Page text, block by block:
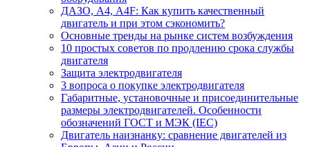
ДАЗО, А4, А4F: Как купить качественный
двигатель и при этом сэкономить?
Основные тренды на рынке систем возбуждения
10 простых советов по продлению срока службы
двигателя
Защита электродвигателя
3 вопроса о покупке электродвигателя
Габаритные, установочные и присоединительные
размеры электродвигателей. Особенности
обозначений ГОСТ и МЭК (IEC)
Двигатель наизнанку: сравнение двигателей из